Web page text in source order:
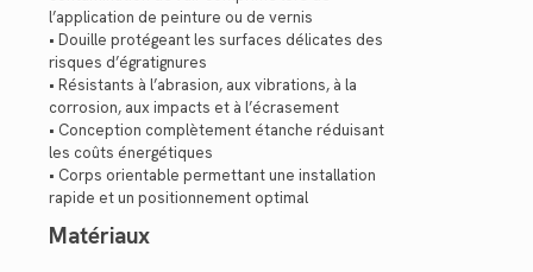
l’application de peinture ou de vernis
• Douille protégeant les surfaces délicates des
risques d’égratignures
• Résistants à l’abrasion, aux vibrations, à la
corrosion, aux impacts et à l’écrasement
• Conception complètement étanche réduisant
les coûts énergétiques
• Corps orientable permettant une installation
rapide et un positionnement optimal
Matériaux